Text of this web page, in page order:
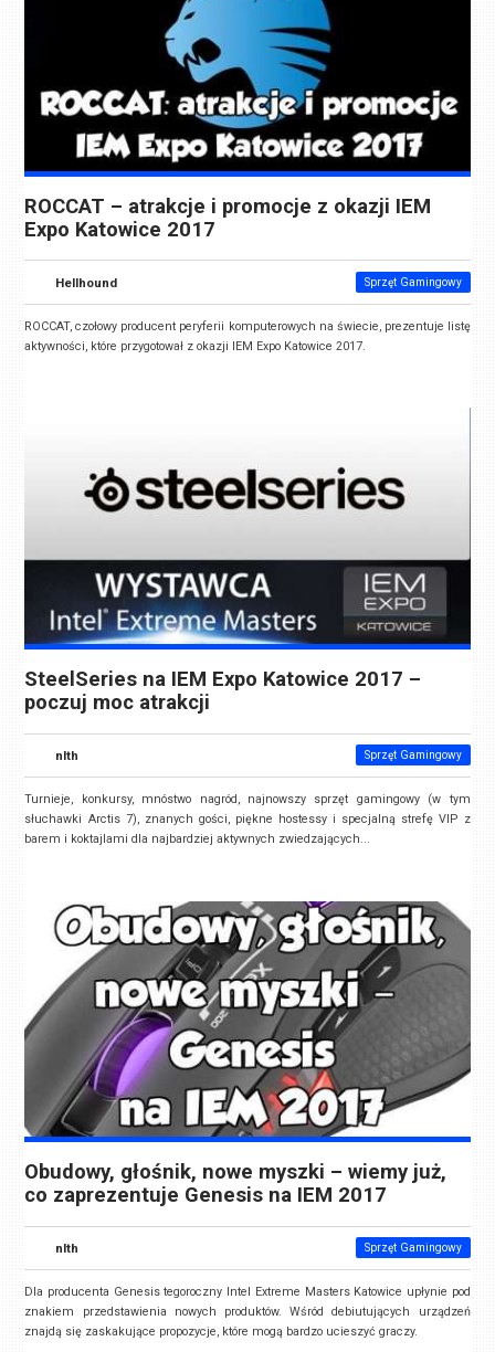
ROCCAT – atrakcje i promocje z okazji IEM
Expo Katowice 2017
Hellhound Sprzęt Gamingowy
ROCCAT, czołowy producent peryferii komputerowych na świecie, prezentuje listę
aktywności, które przygotował z okazji IEM Expo Katowice 2017.
SteelSeries na IEM Expo Katowice 2017 –
poczuj moc atrakcji
nlth Sprzęt Gamingowy
Turnieje, konkursy, mnóstwo nagród, najnowszy sprzęt gamingowy (w tym
słuchawki Arctis 7), znanych gości, piękne hostessy i specjalną strefę VIP z
barem i koktajlami dla najbardziej aktywnych zwiedzających...
Obudowy, głośnik, nowe myszki – wiemy już,
co zaprezentuje Genesis na IEM 2017
nlth Sprzęt Gamingowy
Dla producenta Genesis tegoroczny Intel Extreme Masters Katowice upłynie pod
znakiem przedstawienia nowych produktów. Wśród debiutujących urządzeń
znajdą się zaskakujące propozycje, które mogą bardzo ucieszyć graczy.